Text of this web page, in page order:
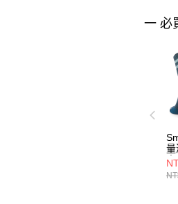
一 必
量